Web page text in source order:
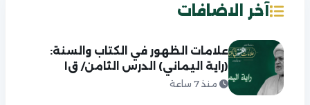
آخر الاضافات
علامات الظهور في الكتاب والسنة:
(راية اليماني) الدرس الثامن/ ق١
منذ 7 ساعة